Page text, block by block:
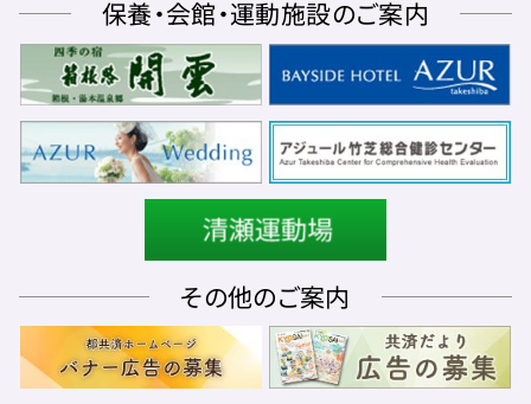
保養・会館・運動施設のご案内
その他のご案内